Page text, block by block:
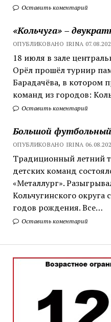
Оставить коментарий
«Кольчуга» –
ОПУБЛИКОВАНО IRINA
18 июля в зале
Орёл прошёл турнир
Барадачёва, в котором
команд из городов:
Оставить коментарий
Большой
ОПУБЛИКОВАНО IRINA
Традиционный летний
детских команд
«Металлург».
Кольчугинского
годов рождения. Все…
Оставить коментарий